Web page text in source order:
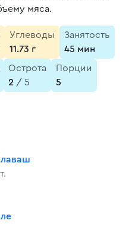
мяса.
Углеводы
11.73 г
Занятость
45 мин
Острота
2 / 5
Порции
5